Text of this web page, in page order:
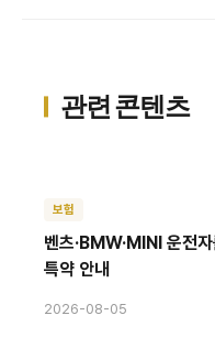
관련 콘텐츠
보험
벤츠·BMW·MINI 운전
특약 안내
2026-08-05